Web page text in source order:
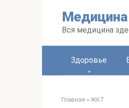
Медицина
Вся медицина
Здоровье
Главная » ЖКТ